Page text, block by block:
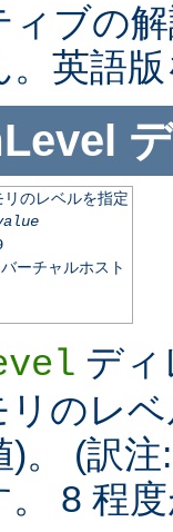
ィブの
。英語
のレベルを指定
ーチャルホスト
デ
のレ
。 (訳
8 程